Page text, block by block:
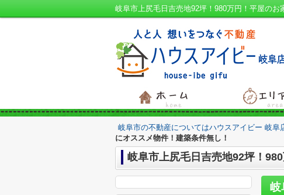
岐阜市の不動産についてはハウスアイビー 岐阜
にオススメ物件！建築条件無し！
岐阜市上尻毛日吉売地92坪！